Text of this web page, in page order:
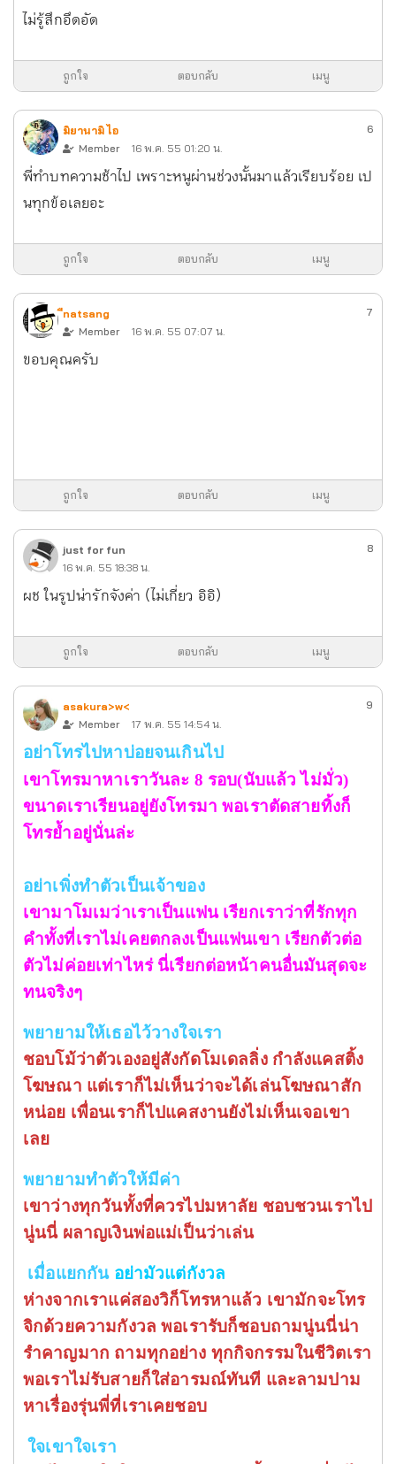
ไม่รู้สึกอึดอัด
ถูกใจ ตอบกลับ เมนู
มิยานามิ ไอ
Member
16 พ.ค. 55 01:20 น.
6
พี่ทำบทความช้าไป เพราะหนูผ่านช่วงนั้นมาแล้วเรียบร้อย เป
นทุกข้อเลยอะ
ถูกใจ ตอบกลับ เมนู
ืnatsang
Member
16 พ.ค. 55 07:07 น.
7
ขอบคุณครับ
ถูกใจ ตอบกลับ เมนู
just for fun
16 พ.ค. 55 18:38 น.
8
ผช ในรูปน่ารักจังค่า (ไม่เกี่ยว อิอิ)
ถูกใจ ตอบกลับ เมนู
asakura>w<
Member
17 พ.ค. 55 14:54 น.
9
อย่าโทรไปหาบ่อยจนเกินไป
เขาโทรมาหาเราวันละ 8 รอบ(นับแล้ว ไม่มั่ว)
ขนาดเราเรียนอยู่ยังโทรมา พอเราตัดสายทิ้งก็
โทรย้ำอยู่นั่นล่ะ
อย่าเพิ่งทำตัวเป็นเจ้าของ
เขามาโมเมว่าเราเป็นแฟน เรียกเราว่าที่รักทุก
คำทั้งที่เราไม่เคยตกลงเป็นแฟนเขา เรียกตัวต่อ
ตัวไม่ค่อยเท่าไหร่ นี่เรียกต่อหน้าคนอื่นมันสุดจะ
ทนจริงๆ
พยายามให้เธอไว้วางใจเรา
ชอบโม้ว่าตัวเองอยู่สังกัดโมเดลลิ่ง กำลังแคสติ้ง
โฆษณา แต่เราก็ไม่เห็นว่าจะได้เล่นโฆษณาสัก
หน่อย เพื่อนเราก็ไปแคสงานยังไม่เห็นเจอเขา
เลย
พยายามทำตัวให้มีค่า
เขาว่างทุกวันทั้งที่ควรไปมหาลัย ชอบชวนเราไป
นู่นนี่ ผลาญเงินพ่อแม่เป็นว่าเล่น
เมื่อแยกกัน อย่ามัวแต่กังวล
ห่างจากเราแค่สองวิก็โทรหาแล้ว เขามักจะโทร
จิกด้วยความกังวล พอเรารับก็ชอบถามนู่นนี่น่า
รำคาญมาก ถามทุกอย่าง ทุกกิจกรรมในชีวิตเรา
พอเราไม่รับสายก็ใส่อารมณ์ทันที และลามปาม
หาเรื่องรุ่นพี่ที่เราเคยชอบ
ใจเขาใจเรา